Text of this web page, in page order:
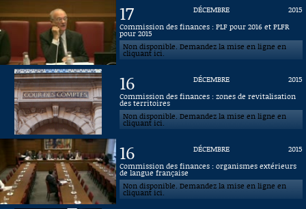
17 DÉCEMBRE
2015
Commission des finances : PLF pour 2016 et PLFR
pour 2015
Non disponible. Demandez la mise en ligne en
cliquant ici.
16 DÉCEMBRE
2015
Commission des finances : zones de revitalisation
des territoires
Non disponible. Demandez la mise en ligne en
cliquant ici.
16 DÉCEMBRE
2015
Commission des finances : organismes extérieurs
de langue française
Non disponible. Demandez la mise en ligne en
cliquant ici.